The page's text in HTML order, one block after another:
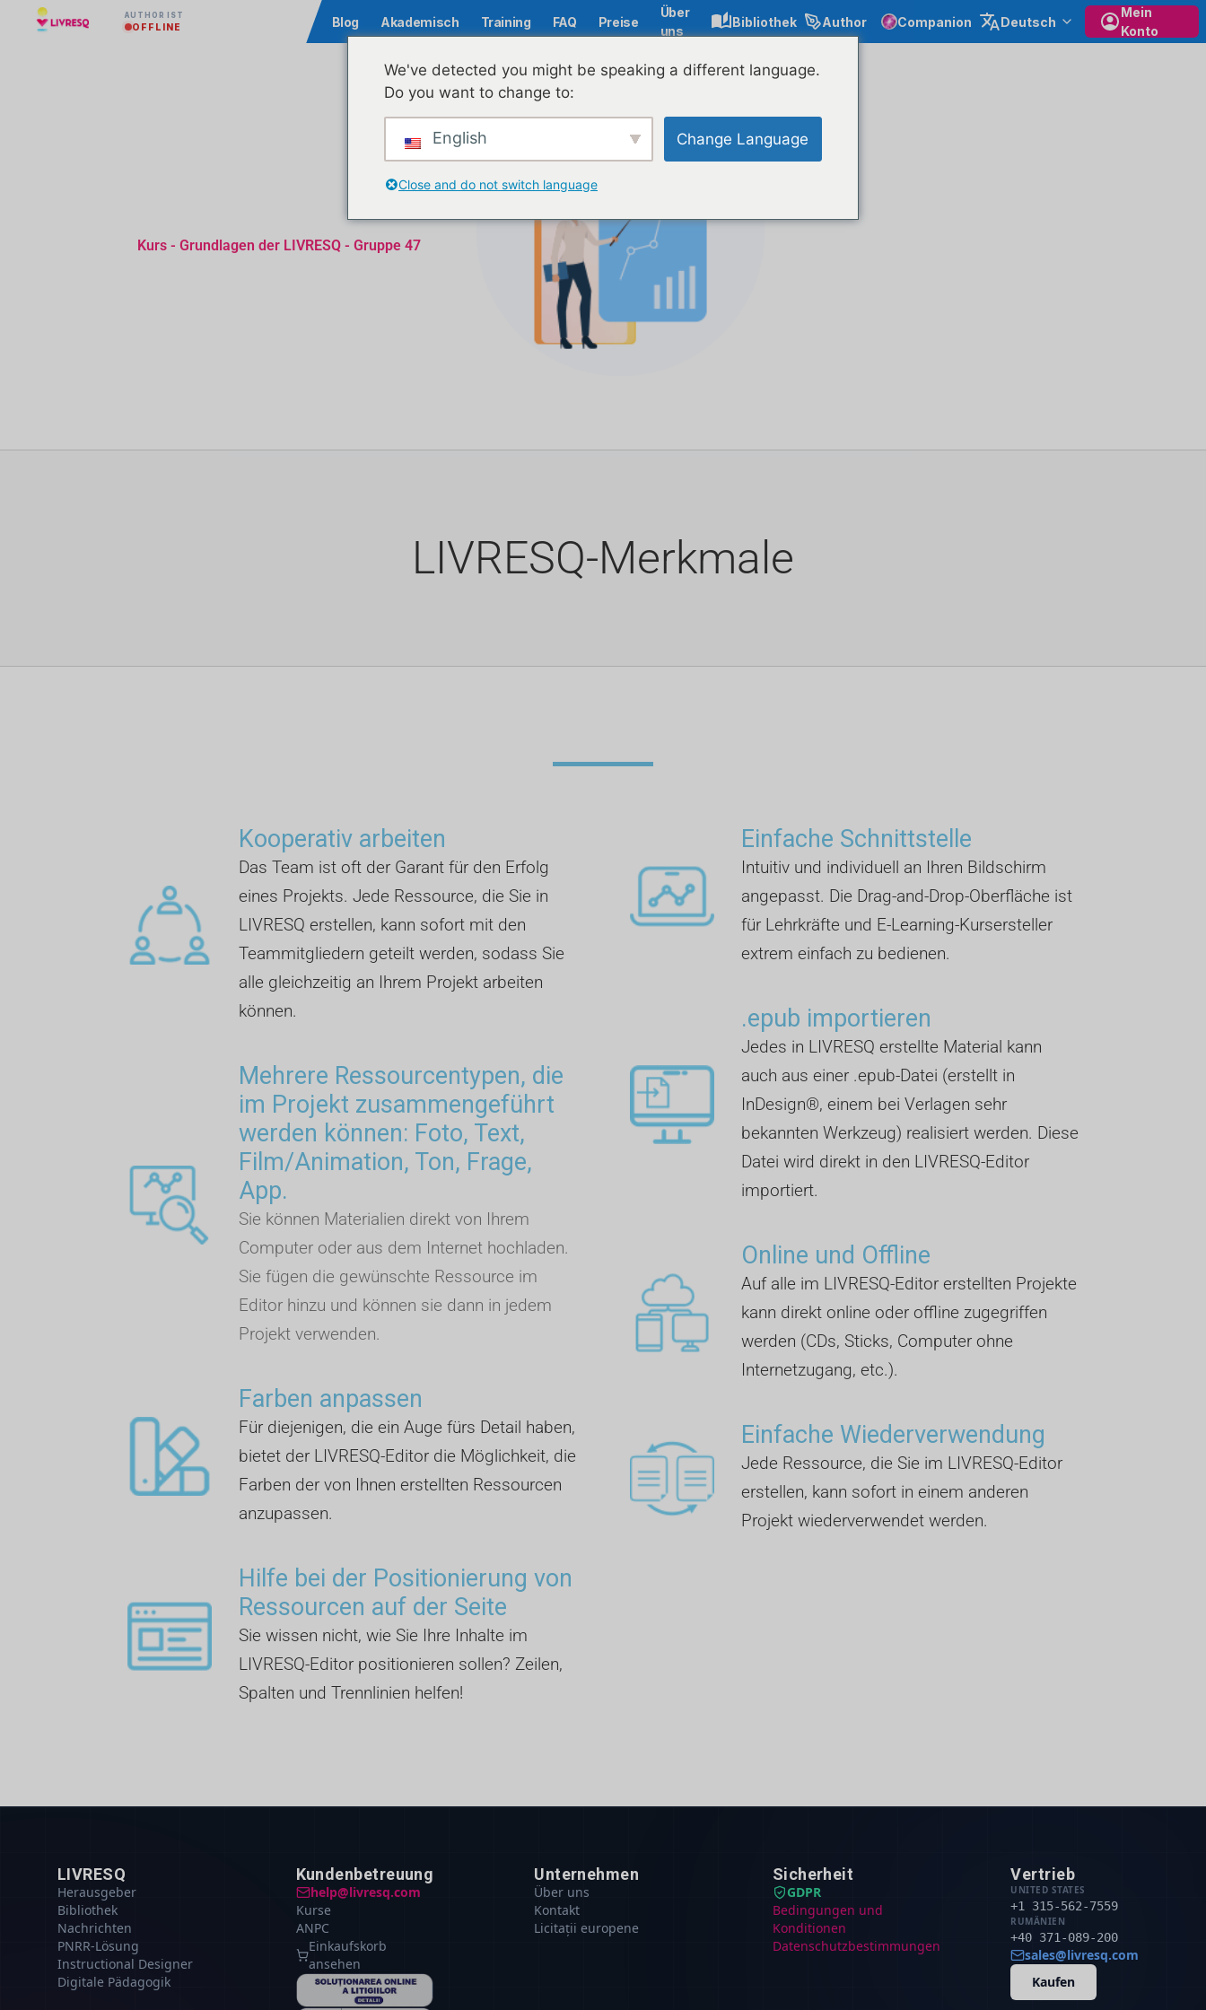
AUTHOR IST
OFFLINE Blog Akademisch Training FAQ Preise
Über
uns
Bibliothek Author Companion Deutsch
Mein
Konto
Kurs - Grundlagen der LIVRESQ - Gruppe 47
LIVRESQ-Merkmale
Kooperativ arbeiten
Das Team ist oft der Garant für den Erfolg
eines Projekts. Jede Ressource, die Sie in
LIVRESQ erstellen, kann sofort mit den
Teammitgliedern geteilt werden, sodass Sie
alle gleichzeitig an Ihrem Projekt arbeiten
können.
Mehrere Ressourcentypen, die
im Projekt zusammengeführt
werden können: Foto, Text,
Film/Animation, Ton, Frage,
App.
Sie können Materialien direkt von Ihrem
Computer oder aus dem Internet hochladen.
Sie fügen die gewünschte Ressource im
Editor hinzu und können sie dann in jedem
Projekt verwenden.
Farben anpassen
Für diejenigen, die ein Auge fürs Detail haben,
bietet der LIVRESQ-Editor die Möglichkeit, die
Farben der von Ihnen erstellten Ressourcen
anzupassen.
Hilfe bei der Positionierung von
Ressourcen auf der Seite
Sie wissen nicht, wie Sie Ihre Inhalte im
LIVRESQ-Editor positionieren sollen? Zeilen,
Spalten und Trennlinien helfen!
Einfache Schnittstelle
Intuitiv und individuell an Ihren Bildschirm
angepasst. Die Drag-and-Drop-Oberfläche ist
für Lehrkräfte und E-Learning-Kursersteller
extrem einfach zu bedienen.
.epub importieren
Jedes in LIVRESQ erstellte Material kann
auch aus einer .epub-Datei (erstellt in
InDesign®, einem bei Verlagen sehr
bekannten Werkzeug) realisiert werden. Diese
Datei wird direkt in den LIVRESQ-Editor
importiert.
Online und Offline
Auf alle im LIVRESQ-Editor erstellten Projekte
kann direkt online oder offline zugegriffen
werden (CDs, Sticks, Computer ohne
Internetzugang, etc.).
Einfache Wiederverwendung
Jede Ressource, die Sie im LIVRESQ-Editor
erstellen, kann sofort in einem anderen
Projekt wiederverwendet werden.
LIVRESQ
Herausgeber
Bibliothek
Nachrichten
PNRR-Lösung
Instructional Designer
Digitale Pädagogik
Kundenbetreuung
help@livresq.com
Kurse
ANPC
Einkaufskorb
ansehen
Unternehmen
Über uns
Kontakt
Licitații europene
Sicherheit
GDPR
Bedingungen und
Konditionen
Datenschutzbestimmungen
Vertrieb
UNITED STATES
+1 315-562-7559
RUMÄNIEN
+40 371-089-200
sales@livresq.com
Kaufen
We've detected you might be speaking a different language.
Do you want to change to:
English Change Language
Close and do not switch language